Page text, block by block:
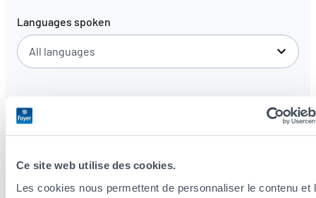
Ce site web utilise des cookies.
Les cookies nous permettent de personnaliser le contenu et
Languages spoken
All languages